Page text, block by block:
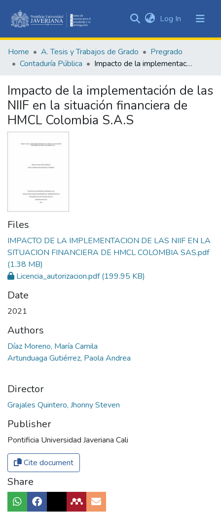
&
Collections
Statistics
Log In (current)
Home A. Tesis y Trabajos de Grado
Pregrado
Contaduría Pública
Impacto de la implementación de las NIIF en la situación financiera de HMCL Colombia S.A.S
Impacto de la implementación de las
NIIF en la situación financiera de
HMCL Colombia S.A.S
Files
IMPACTO DE LA IMPLEMENTACION DE LAS NIIF EN LA
SITUACION FINANCIERA DE HMCL COLOMBIA SAS.pdf
(1.38 MB)
Licencia_autorizacion.pdf(199.95 KB)
Date
2021
Authors
Díaz Moreno, María Camila
Artunduaga Gutiérrez, Paola Andrea
Director
Grajales Quintero, Jhonny Steven
Publisher
Pontificia Universidad Javeriana Cali
Cite document
Share